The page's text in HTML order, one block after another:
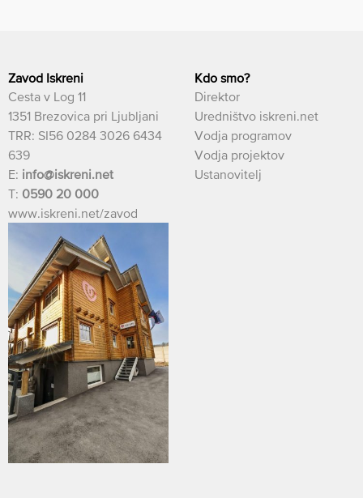
Zavod Iskreni
Cesta v Log 11
1351 Brezovica pri Ljubljani
TRR: SI56 0284 3026 6434
639
E: info@iskreni.net
T: 0590 20 000
www.iskreni.net/zavod
Kdo smo?
Direktor
Uredništvo iskreni.net
Vodja programov
Vodja projektov
Ustanovitelj